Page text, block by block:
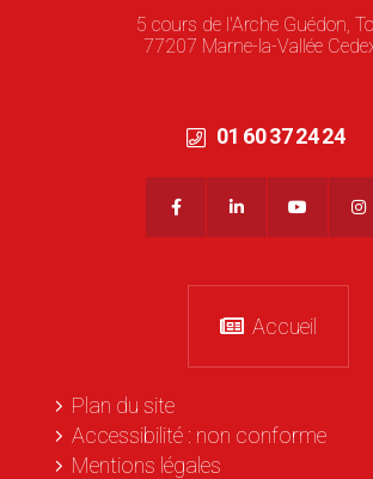
5 cours de l'Arche Guédon,
77207 Marne-la-Vallée
01 60 37 24 24
Accueil
Plan du site
Accessibilité : non conforme
Mentions légales